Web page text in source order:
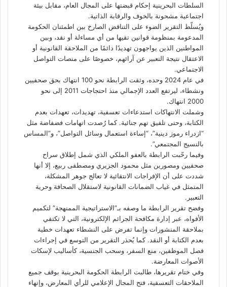
س
ت
السلطات البحرينية إحكام قبضتها على المجال العام، مقابل بيئة
اجتماعية مشحونة بالخوف والرقابة الذاتية.
ويُسلّط التقرير الضوء على التناقض الصارخ بين اطمئنان الحكومة
المدعومة بمنظومة قوانين تقيها من أي مساءلة أو نقد، وبين
المواطنين الذين يواجهون تهديدًا دائمًا من الملاحقة القانونية أو
الاعتقال نتيجة التعبير عن آرائهم، خصوصًا على منصات التواصل
الاجتماعي.
في عام 2024 وحده، وثقت الرابطة نحو 100 انتهاك بحق صحفيين
ونشطاء، ليرتفع العدد الإجمالي منذ احتجاجات 2011 إلى نحو
2000 انتهاك.
وشملت الانتهاكات استدعاءات تعسفية، تهديدات، تعهدات بعدم
الكتابة، وحتى تلفيق تهم جنائية. كما رُصدت اتهامات فضفاضة مثل
“ازدراء رموز دينية”، “إساءة استعمال وسائل التواصل”، و”المساس
بالنسيج المجتمعي”.
وفيما رحّبت الرابطة بالعفو الملكي الذي شمل إطلاق سراح
صحفيين ومصورين مثل محمود الجزيري ومصطفى ربيع، إلا أنها
شددت على أن الإفراجات الانتقائية لا تعالج جوهر المشكلة،
المتمثل في غياب الضمانات القانونية لاستقلال الصحافة وحرية
التعبير.
وفضح تقرير الرابطة ما وصفه بـ”الاستراتيجية الممنهجة” لتكميم
الأفواه، عبر إدارة مكافحة الجرائم الإلكترونية، التي لا تكتفي
بملاحقة المنشورات وإنما تفرض على النشطاء تعهدات خطية
بعدم الكتابة أو النقد. كما يُحذر التقرير من التوسع في إجراءات
فصل الموظفين، منع السفر، وسحب الجنسية، كأساليب لإسكات
الأصوات المعارضة.
وفي ختام تقريرها، طالبت الرابطة الحكومة البحرينية بوقف جميع
الملاحقات التعسفية، فتح المجال الإعلامي للرأي المعارض، وإنهاء